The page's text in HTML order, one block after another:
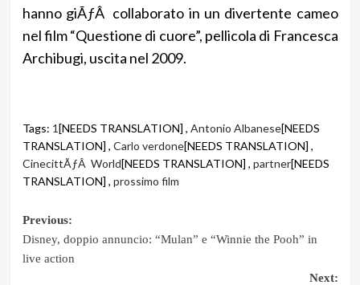
hanno giÃƒÂ collaborato in un divertente cameo
nel film “Questione di cuore”, pellicola di Francesca
Archibugi, uscita nel 2009.
Tags: 1[NEEDS TRANSLATION] , Antonio Albanese[NEEDS
TRANSLATION] , Carlo verdone[NEEDS TRANSLATION] ,
CinecittÃƒÂ World[NEEDS TRANSLATION] , partner[NEEDS
TRANSLATION] , prossimo film
Post
navigation
Previous:
Disney, doppio annuncio: “Mulan” e “Winnie the Pooh” in
live action
Next: